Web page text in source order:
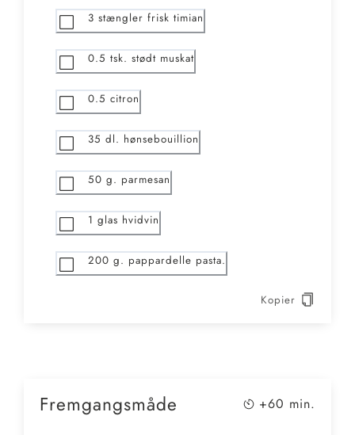
3 stængler frisk timian
0.5 tsk. stødt muskat
0.5 citron
35 dl. hønsebouillion
50 g. parmesan
1 glas hvidvin
200 g. pappardelle pasta.
Kopier
Fremgangsmåde +60 min.